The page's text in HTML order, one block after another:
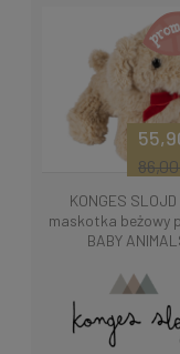
KONGES SLOJD
maskotka beżowy
BABY
86,00